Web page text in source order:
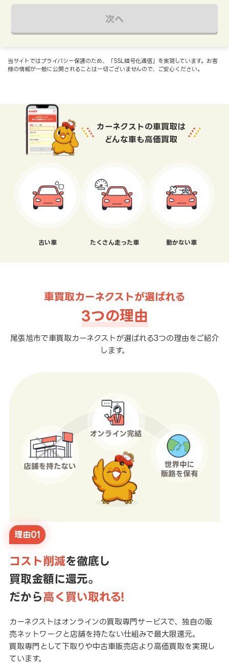
次へ
当サイトではプライバシー保護のため、「SSL暗号化通信」を実現しています。お客
様の情報が一般に公開されることは一切ございませんので、ご安心ください。
カーネクストの車買取は
どんな車も高価買取
古い車 たくさん走った車 動かない車
車買取カーネクストが選ばれる
3つの理由
尾張旭市で車買取カーネクストが選ばれる3つの理由をご紹介
します。
理由01
コスト削減を徹底し
買取金額に還元。
だから高く買い取れる!
カーネクストはオンラインの買取専門サービスで、独自の販
売ネットワークと店舗を持たない仕組みで最大限還元。
買取専門として下取りや中古車販売店より高価買取を実現し
ています。